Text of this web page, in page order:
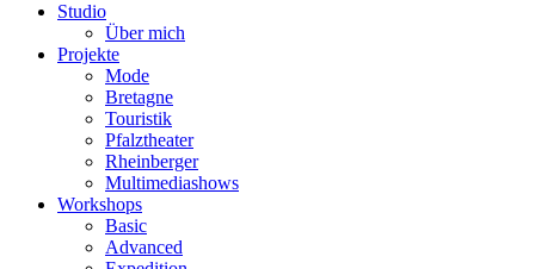
Studio
Über mich
Projekte
Mode
Bretagne
Touristik
Pfalztheater
Rheinberger
Multimediashows
Workshops
Basic
Advanced